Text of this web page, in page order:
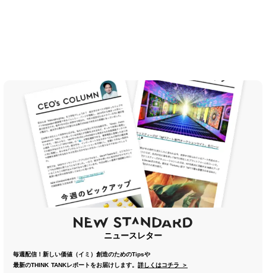
ニュースレター
毎週配信！新しい価値（イミ）創造のためのTipsや
最新のTHINK TANKレポートをお届けします。 詳しくはコチラ ＞